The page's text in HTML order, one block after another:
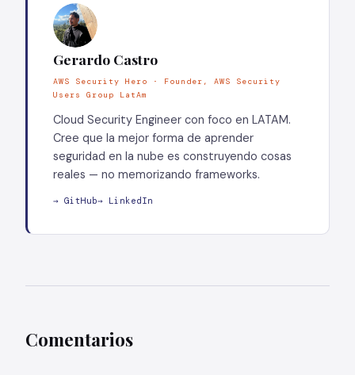
Gerardo Castro
AWS Security Hero · Founder, AWS Security
Users Group LatAm
Cloud Security Engineer con foco en LATAM.
Cree que la mejor forma de aprender
seguridad en la nube es construyendo cosas
reales — no memorizando frameworks.
→ GitHub→ LinkedIn
Comentarios